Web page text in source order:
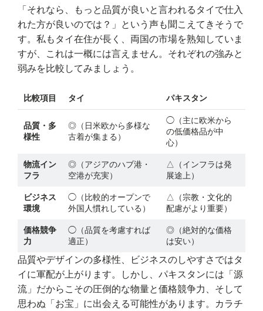
「それなら、もっと品質が良いと言われるタイで仕入
れた方が良いのでは？」という声も聞こえてきそうで
す。私もタイ在住が長く、両国の市場を熟知していま
すが、これは一概には言えません。それぞれの強みと
弱みを比較してみましょう。
比較項目 タイ パキスタン
品質・多
様性
◎（日米欧から多様な
古着が集まる）
◯（主に欧米から
の低価格品が中
心）
物流イン
フラ
◎（アジアのハブ港・
空港が充実）
△（インフラは発
展途上）
ビジネス
環境
◯（比較的オープンで
外国人慣れしている）
△（宗教・文化的
配慮がより重要）
価格競争
力
◯（品質を考慮すれば
適正）
◎（絶対的な価格
は安い）
品質やデザインの多様性、ビジネスのしやすさではタ
イに軍配が上がります。しかし、パキスタンには「源
流」だからこその圧倒的な物量と価格競争力、そして
思わぬ「お宝」に出会える可能性があります。カラチ